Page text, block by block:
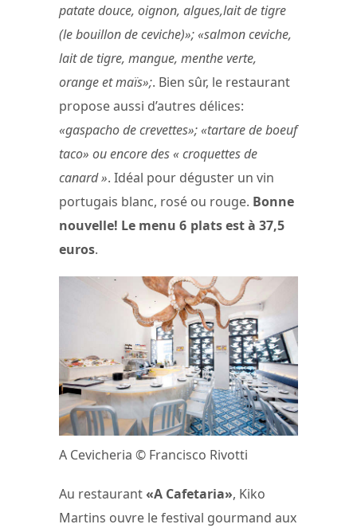
patate douce, oignon, algues,lait de tigre
(le bouillon de ceviche)»; «salmon ceviche,
lait de tigre, mangue, menthe verte,
orange et maïs»;. Bien sûr, le restaurant
propose aussi d’autres délices:
«gaspacho de crevettes»; «tartare de boeuf
taco» ou encore des « croquettes de
canard ». Idéal pour déguster un vin
portugais blanc, rosé ou rouge. Bonne
nouvelle! Le menu 6 plats est à 37,5
euros.
A Cevicheria © Francisco Rivotti
Au restaurant«A Cafetaria», Kiko
Martins ouvre le festival gourmand aux